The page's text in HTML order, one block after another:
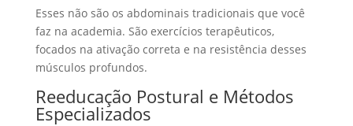
Esses não são os abdominais tradicionais que você
faz na academia. São exercícios terapêuticos,
focados na ativação correta e na resistência desses
músculos profundos.
Reeducação Postural e Métodos
Especializados